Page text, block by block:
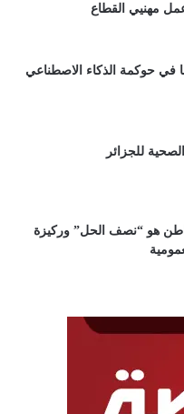
مهنيي القطاع
في حوكمة الذكاء الاصطناعي
للجزائر
هو “نصف الحل” وركيزة